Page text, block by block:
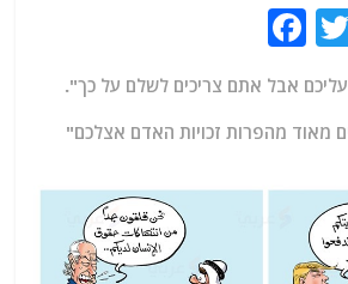
m
T
itt
er
c
e
b
אבל אתם צריכים לשלם על כך".
מאוד מהפרות זכויות האדם אצלכם"